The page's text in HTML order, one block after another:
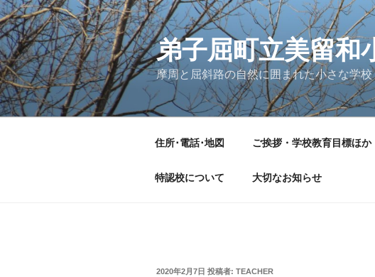
コ
ン
テ
ン
ツ
へ
ス
弟子屈町立美留和
摩周と屈斜路の自然に囲まれた小さな学校
住所･電話･地図 ご挨拶・学校教育目標ほか
特認校について 大切なお知らせ
投
2020年2月7日 投稿者: TEACHER